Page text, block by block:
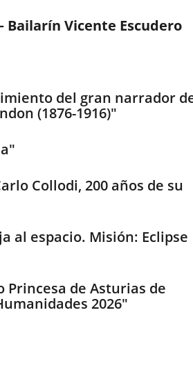
Bailarín Vicente Escudero
del gran narrador
(1876-1916)"
Collodi, 200 años de su
al espacio. Misión: Eclipse
Princesa de Asturias de
2026"